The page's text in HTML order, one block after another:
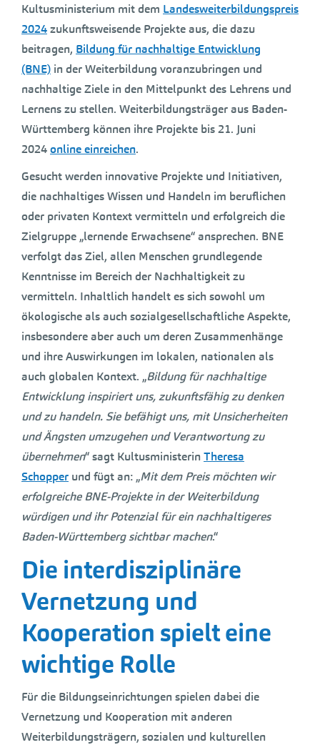
Kultusministerium mit dem Landesweiterbildungspreis
2024zukunftsweisende Projekte aus, die dazu
beitragen, Bildung für nachhaltige Entwicklung
(BNE) in der Weiterbildung voranzubringen und
nachhaltige Ziele in den Mittelpunkt des Lehrens und
Lernens zu stellen. Weiterbildungsträger aus Baden-
Württemberg können ihre Projekte bis 21. Juni
2024online einreichen.
Gesucht werden innovative Projekte und Initiativen,
die nachhaltiges Wissen und Handeln im beruflichen
oder privaten Kontext vermitteln und erfolgreich die
Zielgruppe „lernende Erwachsene“ ansprechen. BNE
verfolgt das Ziel, allen Menschen grundlegende
Kenntnisse im Bereich der Nachhaltigkeit zu
vermitteln. Inhaltlich handelt es sich sowohl um
ökologische als auch sozialgesellschaftliche Aspekte,
insbesondere aber auch um deren Zusammenhänge
und ihre Auswirkungen im lokalen, nationalen als
auch globalen Kontext. „Bildung für nachhaltige
Entwicklung inspiriert uns, zukunftsfähig zu denken
und zu handeln. Sie befähigt uns, mit Unsicherheiten
und Ängsten umzugehen und Verantwortung zu
übernehmen“ sagt Kultusministerin Theresa
Schopper und fügt an: „Mit dem Preis möchten wir
erfolgreiche BNE-Projekte in der Weiterbildung
würdigen und ihr Potenzial für ein nachhaltigeres
Baden-Württemberg sichtbar machen.“
Die interdisziplinäre
Vernetzung und
Kooperation spielt eine
wichtige Rolle
Für die Bildungseinrichtungen spielen dabei die
Vernetzung und Kooperation mit anderen
Weiterbildungsträgern, sozialen und kulturellen